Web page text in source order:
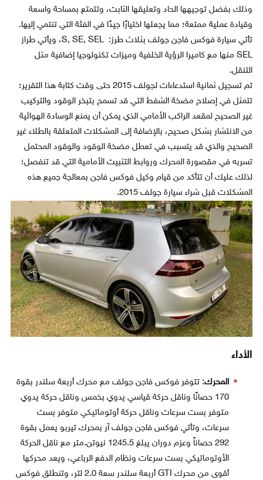
وذلك بفضل توجيهها الحاد وتعليقها الثابت، وتتمتع بمساحة واسعة
وقيادة عملية ممتعة؛ مما يجعلها اختيارًا جيدًا في الفئة التي تنتمي إليها.
تأتي سيارة فوكس فاجن جولف بثلاث طرز: S, SE, SEL، ويأتي طراز
SEL منها مع كاميرا الرؤية الخلفية وميزات تكنولوجيا إضافية مثل
التنقل.
تم تسجيل ثمانية استدعاءات لجولف 2015 حتى وقت كتابة هذا التقرير؛
تتمثل في إصلاح مضخة الشفط التي قد تسمح بتبخر الوقود والتركيب
غير الصحيح لمقعد الراكب الأمامي الذي يمكن أن يمنع الوسادة الهوائية
من الانتشار بشكل صحيح، بالإضافة إلى المشكلات المتعلقة بالطلاء غير
الصحيح والذي قد يتسبب في تعطل مضخة الوقود والوقود المحتمل
تسربه في مقصورة المحرك وروابط التثبيت الأمامية التي قد تنفصل؛
لذلك عليك أن تتأكد من قيام وكيل فوكس فاجن بمعالجة جميع هذه
المشكلات قبل شراء سيارة جولف 2015.
الأداء
المحرك: تتوفر فوكس فاجن جولف مع محرك أربعة سلندر بقوة
170 حصانًا وناقل حركة قياسي يدوي بخمس وناقل حركة يدوي
متوفر بست سرعات وناقل حركة أوتوماتيكي متوفر بست
سرعات، وتأتي فوكس فاجن جولف آر بمحرك تيربو يعمل بقوة
292 حصاناً وعزم دوران يبلغ 1245.5 نيوتن.متر مع ناقل الحركة
الأوتوماتيكي بست سرعات ونظام الدفع الرباعي، ويعد محركها
أقوى من محرك GTI أربعة سلندر سعة 2.0 لتر، وتنطلق فوكس